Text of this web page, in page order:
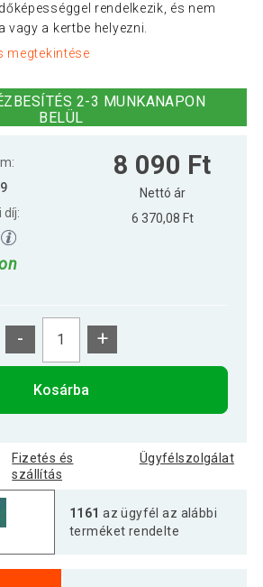
rendelkezik, és nem
a kertbe helyezni.
megtekintése
2-3 MUNKANAPON
BELÜL
díj:
8 090 Ft
Nettó ár
6 370,08 Ft
- +
Kosárba
Fizetés és
szállítás
Ügyfélszolgálat
1161 az ügyfél az alábbi
terméket rendelte